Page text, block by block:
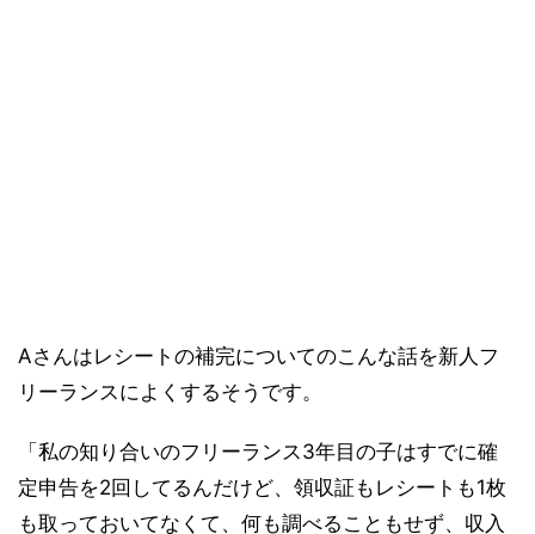
Aさんはレシートの補完についてのこんな話を新人フ
リーランスによくするそうです。
「私の知り合いのフリーランス3年目の子はすでに確
定申告を2回してるんだけど、領収証もレシートも1枚
も取っておいてなくて、何も調べることもせず、収入